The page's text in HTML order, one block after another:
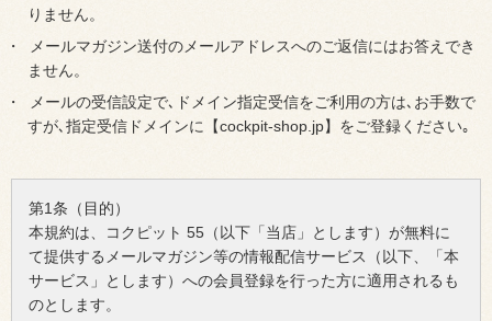
りません。
メールマガジン送付のメールアドレスへのご返信にはお答えでき
ません。
メールの受信設定で､ドメイン指定受信をご利用の方は､お手数で
すが､指定受信ドメインに【cockpit-shop.jp】をご登録ください｡
第1条（目的）
本規約は、コクピット 55（以下「当店」とします）が無料に
て提供するメールマガジン等の情報配信サービス（以下、「本
サービス」とします）への会員登録を行った方に適用されるも
のとします。